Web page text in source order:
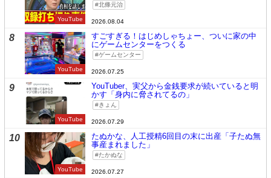
YouTube
北條元治
2026.08.04
8
YouTube
すごすぎる！はじめしゃちょー、ついに家の中
にゲームセンターをつくる
ゲームセンター
2026.07.25
9
YouTube
YouTuber、実父から金銭要求が続いていると明
かす「身内に脅されてるの」
きょん
2026.07.29
10
YouTube
たぬかな、人工授精6回目の末に出産「子たぬ無
事産まれました」
たかぬな
2026.07.27